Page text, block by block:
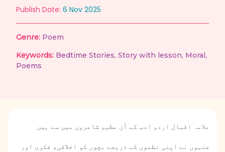
Publish Date: 6 Nov 2025
Genre: Poem
Keywords: Bedtime Stories, Story with lesson, Moral,
Poems
علامہ اقبال اردو ادب کے اُن عظیم شاعروں میں سے ہیں
جنہوں نے اپنی نظموں کے ذریعے بچوں کو اخلاقی، فکری اور